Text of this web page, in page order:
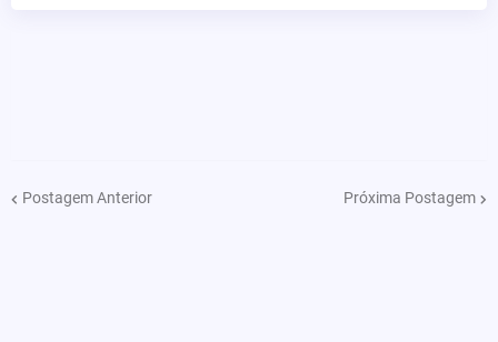
Postagem Anterior Próxima Postagem